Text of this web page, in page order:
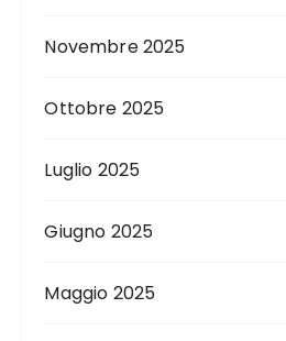
Novembre 2025
Ottobre 2025
Luglio 2025
Giugno 2025
Maggio 2025